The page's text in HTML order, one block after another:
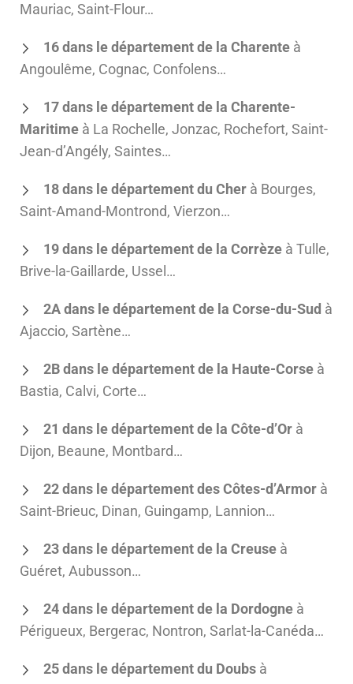
Mauriac, Saint-Flour…
16 dans le département de la Charente à
Angoulême, Cognac, Confolens…
17 dans le département de la Charente-
Maritime à La Rochelle, Jonzac, Rochefort, Saint-
Jean-d’Angély, Saintes…
18 dans le département du Cher à Bourges,
Saint-Amand-Montrond, Vierzon…
19 dans le département de la Corrèze à Tulle,
Brive-la-Gaillarde, Ussel…
2A dans le département de la Corse-du-Sud à
Ajaccio, Sartène…
2B dans le département de la Haute-Corse à
Bastia, Calvi, Corte…
21 dans le département de la Côte-d’Or à
Dijon, Beaune, Montbard…
22 dans le département des Côtes-d’Armor à
Saint-Brieuc, Dinan, Guingamp, Lannion…
23 dans le département de la Creuse à
Guéret, Aubusson…
24 dans le département de la Dordogne à
Périgueux, Bergerac, Nontron, Sarlat-la-Canéda…
25 dans le département du Doubs à